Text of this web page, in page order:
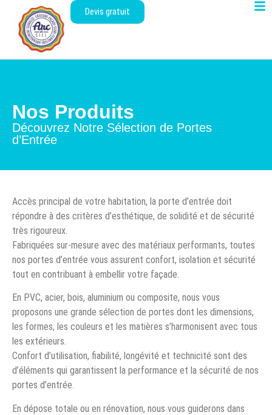
Devis gratuit
Nos Produits
Découvrez Notre Sélection de Portes
d’Entrée
Accès principal de votre habitation, la porte d’entrée doit
répondre à des critères d’esthétique, de solidité et de sécurité
très rigoureux.
Fabriquées sur-mesure avec des matériaux performants, toutes
nos portes d’entrée vous assurent confort, isolation et sécurité
tout en contribuant à embellir votre façade.
En PVC, acier, bois, aluminium ou composite, nous vous
proposons une grande sélection de portes dont les dimensions,
les formes, les couleurs et les matières s’harmonisent avec tous
les extérieurs.
Confort d’utilisation, fiabilité, longévité et technicité sont des
d’éléments qui garantissent la performance et la sécurité de nos
portes d’entrée.
En dépose totale ou en rénovation, nous vous guiderons dans